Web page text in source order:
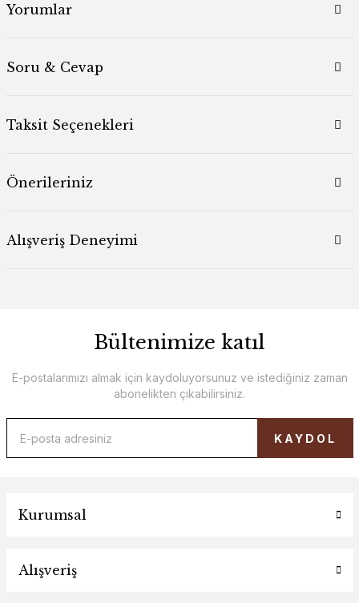
Yorumlar
Soru & Cevap
Taksit Seçenekleri
Önerileriniz
Alışveriş Deneyimi
Bültenimize katıl
E-postalarımızı almak için kaydoluyorsunuz ve istediğiniz zaman
abonelikten çıkabilirsiniz.
KAYDOL
Kurumsal
Alışveriş